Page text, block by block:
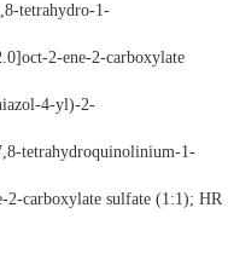
tetrahydro-1-
2-ene-2-carboxylate
4-yl)-2-
tetrahydroquinolinium-1-
carboxylate sulfate (1:1); HR